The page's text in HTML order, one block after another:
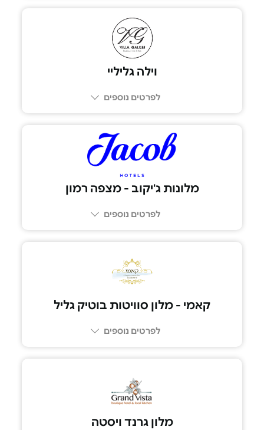
וילה גליליי
לפרטים נוספים
04-699-9563
מלונות ג'יקוב - מצפה רמון
לפרטים נוספים
קאמי - מלון סוויטות בוטיק גליל
לפרטים נוספים
מלון גרנד ויסטה